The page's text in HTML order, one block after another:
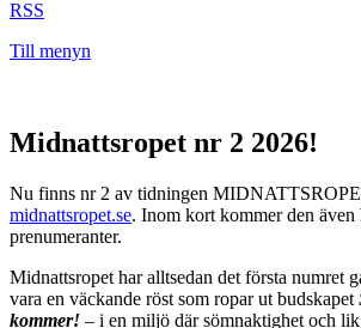
RSS
Till menyn
Midnattsropet nr 2 2026!
Nu finns nr 2 av tidningen
midnattsropet.se. Inom kort kommer den även
prenumeranter.
Midnattsropet har alltsedan det första numret
vara en väckande röst som ropar ut budskapet
kommer! – i en miljö där sömnaktighet och